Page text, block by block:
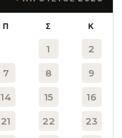
Π Σ Κ
1 2
7 8 9
14 15 16
21 22 23